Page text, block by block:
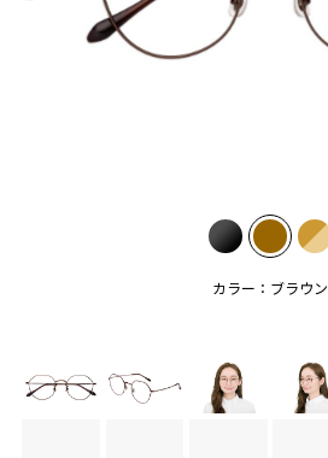
カラー：ブラウン